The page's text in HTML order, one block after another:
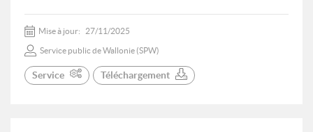
Mise à jour: 27/11/2025
Service public de Wallonie (SPW)
Service Téléchargement